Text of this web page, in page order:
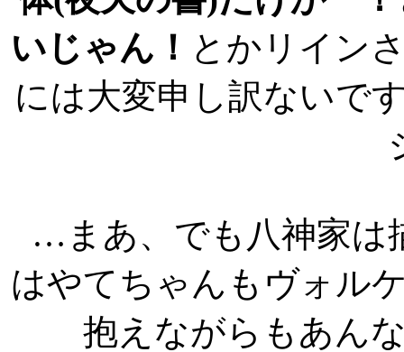
いじゃん！ とかリイン
には大変申し訳ないで
…まあ、でも八神家は
はやてちゃんもヴォル
抱えながらもあん